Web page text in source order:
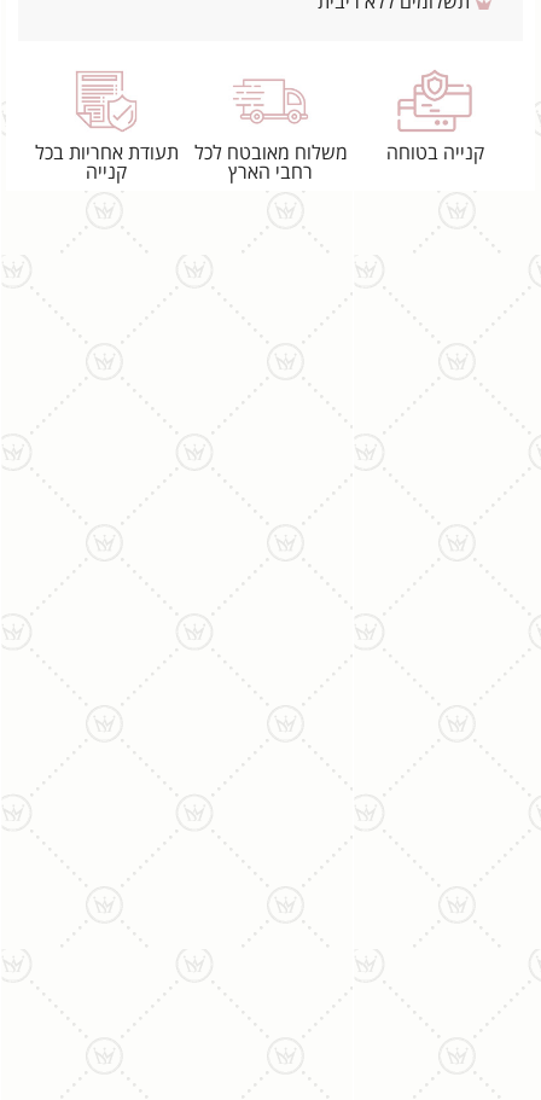
קנייה בטוחה
משלוח מאובטח לכל
רחבי הארץ
תעודת אחריות בכל
קנייה